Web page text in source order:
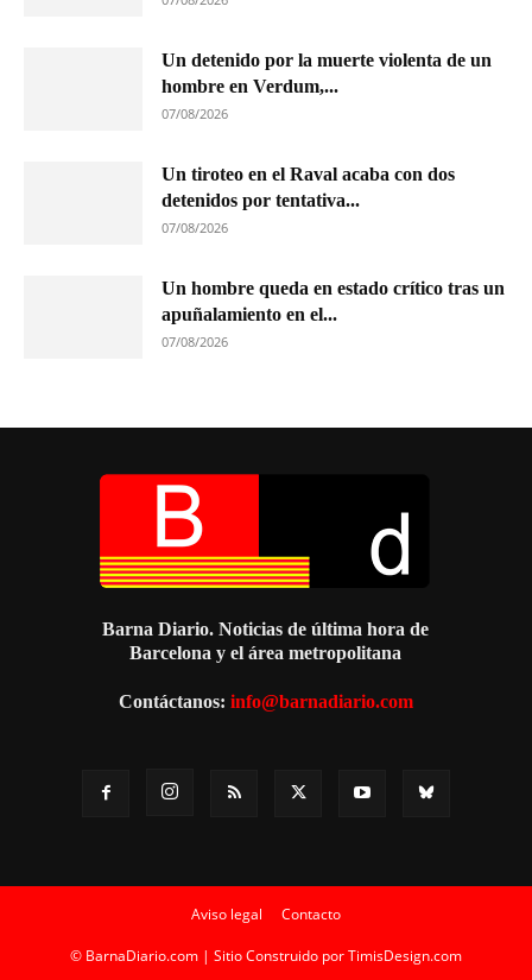
Un detenido por la muerte violenta de un
hombre en Verdum,...
07/08/2026
Un tiroteo en el Raval acaba con dos
detenidos por tentativa...
07/08/2026
Un hombre queda en estado crítico tras un
apuñalamiento en el...
07/08/2026
Barna Diario. Noticias de última hora de
Barcelona y el área metropolitana
Contáctanos: info@barnadiario.com
Aviso legal Contacto
© BarnaDiario.com | Sitio Construido porTimisDesign.com